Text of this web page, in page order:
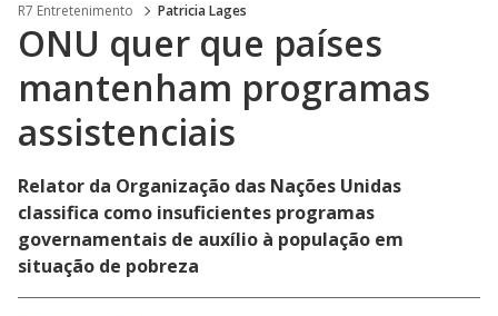
R7 Entretenimento Patricia Lages
ONU quer que países
mantenham programas
assistenciais
Relator da Organização das Nações Unidas
classifica como insuficientes programas
governamentais de auxílio à população em
situação de pobreza